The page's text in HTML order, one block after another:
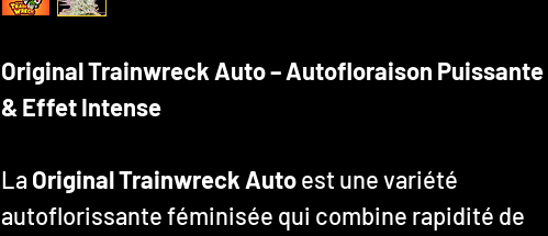
Original Trainwreck Auto – Autofloraison Puissante
& Effet Intense
La Original Trainwreck Autoest une variété
autoflorissante féminisée qui combine rapidité de